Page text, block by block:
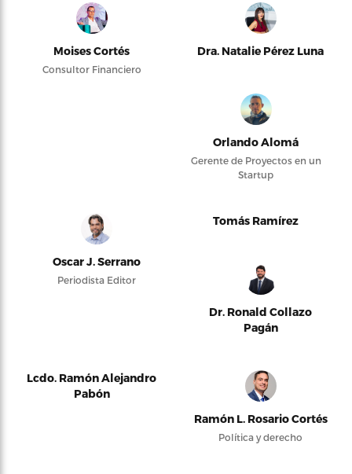
Moises Cortés
Consultor Financiero
Dra. Natalie Pérez Luna
Orlando Alomá
Gerente de Proyectos en un
Startup
Oscar J. Serrano
Periodista Editor
Tomás Ramírez
Dr. Ronald Collazo
Pagán
Lcdo. Ramón Alejandro
Pabón
Ramón L. Rosario Cortés
Política y derecho